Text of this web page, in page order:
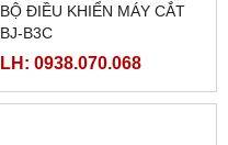
BỘ ĐIỀU KHIỂN MÁY CẮT
BJ-B3C
LH: 0938.070.068